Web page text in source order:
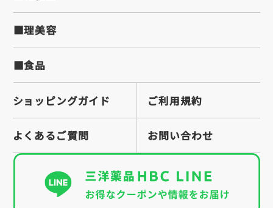
■理美容
■食品
ショッピングガイド ご利用規約
よくあるご質問 お問い合わせ